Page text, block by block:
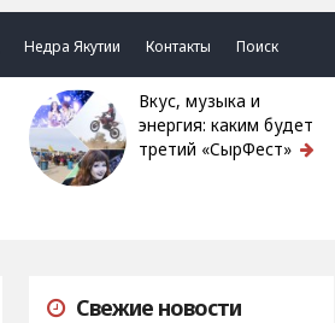
Недра Якутии Контакты Поиск
Вкус, музыка и
энергия: каким будет
третий «СырФест»
Свежие новости